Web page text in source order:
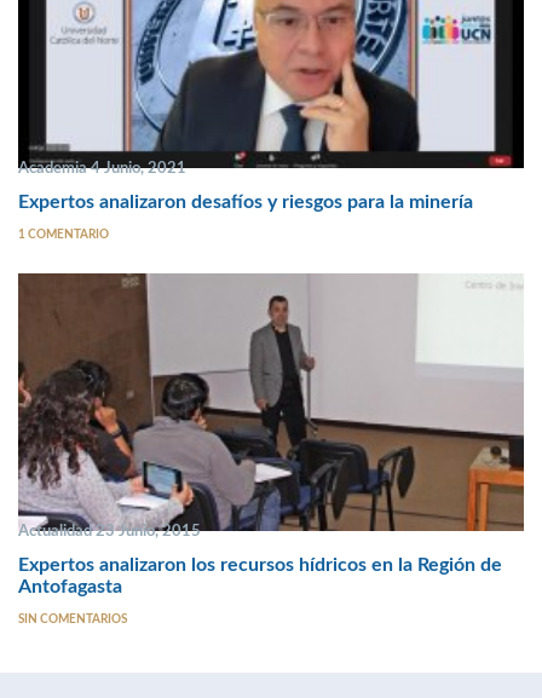
Academia 4 Junio, 2021
Expertos analizaron desafíos y riesgos para la minería
1 COMENTARIO
Actualidad 23 Junio, 2015
Expertos analizaron los recursos hídricos en la Región de
Antofagasta
SIN COMENTARIOS